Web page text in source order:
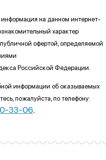
на данном интернет-
характер
офертой, определяемой
Российской Федерации.
информации об оказываемых
пожалуйста, по телефону:
33-06.